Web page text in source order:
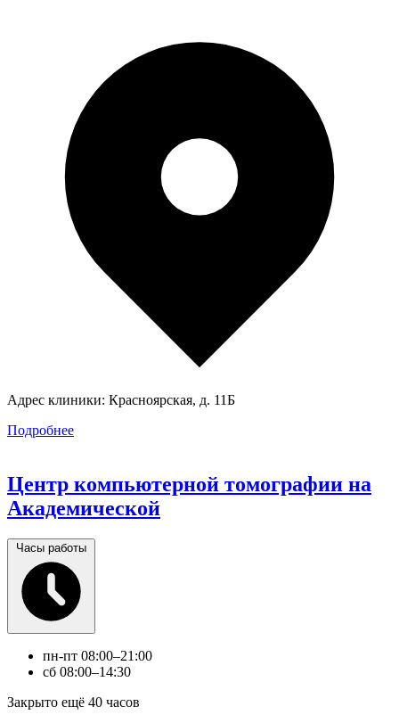
Адрес клиники: Красноярская, д. 11Б
Подробнее
Центр компьютерной томографии на
Академической
Часы работы
пн-пт 08:00–21:00
сб 08:00–14:30
Закрыто ещё 40 часов